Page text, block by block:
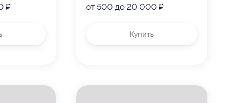
₽ от 500 до 20 000 ₽
Купить